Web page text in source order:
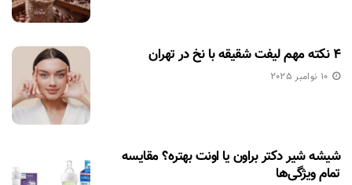
۴ نکته مهم لیفت شقیقه با نخ در تهران
10 نوامبر 2025
شیشه شیر دکتر براون یا اونت بهتره؟ مقایسه
تمام ویژگی‌ها